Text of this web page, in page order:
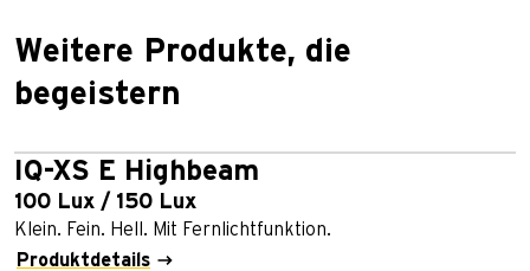
Weitere Produkte, die
begeistern
IQ-XS E Highbeam
100 Lux / 150 Lux
Klein. Fein. Hell. Mit Fernlichtfunktion.
Produktdetails